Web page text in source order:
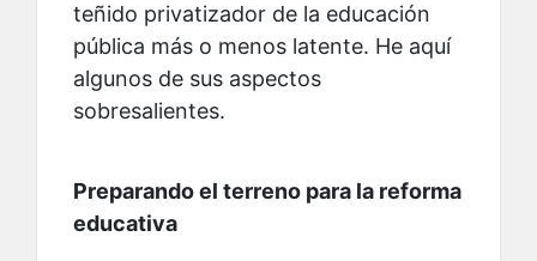
teñido privatizador de la educación
pública más o menos latente. He aquí
algunos de sus aspectos
sobresalientes.
Preparando el terreno para la reforma
educativa